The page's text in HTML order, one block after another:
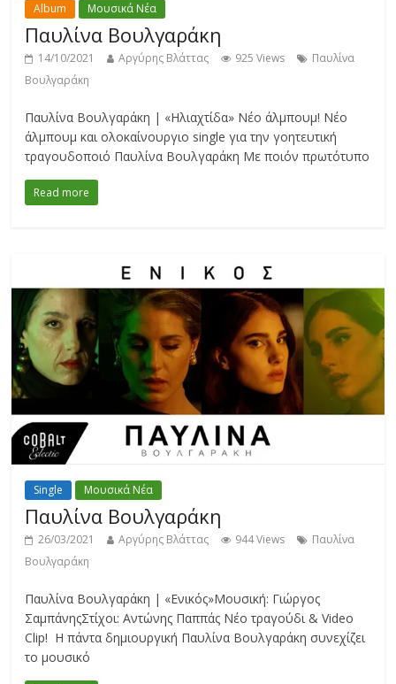
Album Μουσικά Νέα
Παυλίνα Βουλγαράκη
14/10/2021 Αργύρης Βλάττας 925 Views
Παυλίνα
Βουλγαράκη
Παυλίνα Βουλγαράκη | «Ηλιαχτίδα» Νέο άλμπουμ! Νέο
άλμπουμ και ολοκαίνουργιο single για την γοητευτική
τραγουδοποιό Παυλίνα Βουλγαράκη Με ποιόν πρωτότυπο
Read more
Single Μουσικά Νέα
Παυλίνα Βουλγαράκη
26/03/2021 Αργύρης Βλάττας 944 Views
Παυλίνα
Βουλγαράκη
Παυλίνα Βουλγαράκη | «Ενικός»Μουσική: Γιώργος
ΣαμπάνηςΣτίχοι: Αντώνης Παππάς Νέο τραγούδι & Video
Clip! Η πάντα δημιουργική Παυλίνα Βουλγαράκη συνεχίζει
το μουσικό